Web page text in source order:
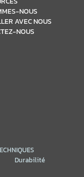
NOUS
AVEC NOUS
NOUS
Durabilité